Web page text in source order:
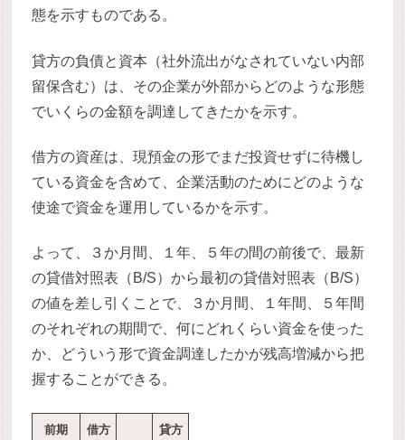
態を示すものである。
貸方の負債と資本（社外流出がなされていない内部
留保含む）は、その企業が外部からどのような形態
でいくらの金額を調達してきたかを示す。
借方の資産は、現預金の形でまだ投資せずに待機し
ている資金を含めて、企業活動のためにどのような
使途で資金を運用しているかを示す。
よって、３か月間、１年、５年の間の前後で、最新
の貸借対照表（B/S）から最初の貸借対照表（B/S）
の値を差し引くことで、３か月間、１年間、５年間
のそれぞれの期間で、何にどれくらい資金を使った
か、どういう形で資金調達したかが残高増減から把
握することができる。
前期 借方 貸方